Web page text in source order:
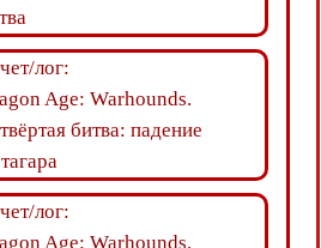
лог:
Age: Warhounds.
битва: падение
лог:
Age: Warhounds.